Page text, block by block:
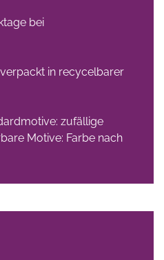
bei
in recycelbarer
zufällige
Motive: Farbe nach